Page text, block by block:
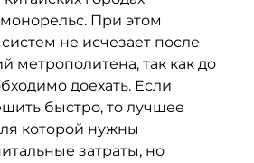
При этом
систем не исчезает после
метрополитена, так как до
доехать. Если
быстро, то лучшее
которой нужны
затраты, но